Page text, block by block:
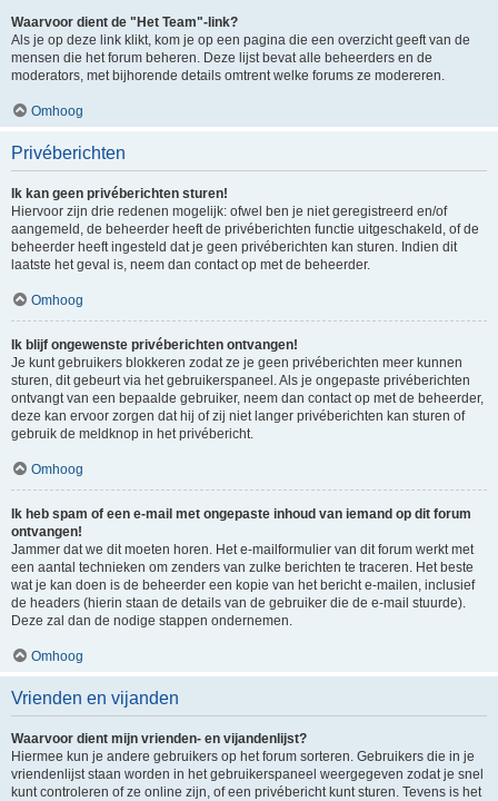
Waarvoor dient de "Het Team"-link?
Als je op deze link klikt, kom je op een pagina die een overzicht geeft van de
mensen die het forum beheren. Deze lijst bevat alle beheerders en de
moderators, met bijhorende details omtrent welke forums ze modereren.
Omhoog
Privéberichten
Ik kan geen privéberichten sturen!
Hiervoor zijn drie redenen mogelijk: ofwel ben je niet geregistreerd en/of
aangemeld, de beheerder heeft de privéberichten functie uitgeschakeld, of de
beheerder heeft ingesteld dat je geen privéberichten kan sturen. Indien dit
laatste het geval is, neem dan contact op met de beheerder.
Omhoog
Ik blijf ongewenste privéberichten ontvangen!
Je kunt gebruikers blokkeren zodat ze je geen privéberichten meer kunnen
sturen, dit gebeurt via het gebruikerspaneel. Als je ongepaste privéberichten
ontvangt van een bepaalde gebruiker, neem dan contact op met de beheerder,
deze kan ervoor zorgen dat hij of zij niet langer privéberichten kan sturen of
gebruik de meldknop in het privébericht.
Omhoog
Ik heb spam of een e-mail met ongepaste inhoud van iemand op dit forum
ontvangen!
Jammer dat we dit moeten horen. Het e-mailformulier van dit forum werkt met
een aantal technieken om zenders van zulke berichten te traceren. Het beste
wat je kan doen is de beheerder een kopie van het bericht e-mailen, inclusief
de headers (hierin staan de details van de gebruiker die de e-mail stuurde).
Deze zal dan de nodige stappen ondernemen.
Omhoog
Vrienden en vijanden
Waarvoor dient mijn vrienden- en vijandenlijst?
Hiermee kun je andere gebruikers op het forum sorteren. Gebruikers die in je
vriendenlijst staan worden in het gebruikerspaneel weergegeven zodat je snel
kunt controleren of ze online zijn, of een privébericht kunt sturen. Tevens is het